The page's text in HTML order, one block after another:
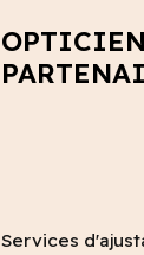
Services